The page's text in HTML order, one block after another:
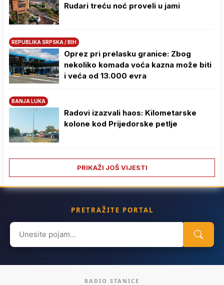
Rudari treću noć proveli u jami
REPUBLIKA SRPSKA / BIH
Oprez pri prelasku granice: Zbog
nekoliko komada voća kazna može biti
i veća od 13.000 evra
BANJA LUKA
Radovi izazvali haos: Kilometarske
kolone kod Prijedorske petlje
PRIKAŽI JOŠ VIJESTI
PRETRAŽITE PORTAL
Search
for:
RADIO STANICE